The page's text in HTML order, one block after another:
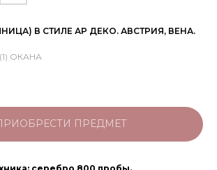
В СТИЛЕ АР ДЕКО. АВСТРИЯ, ВЕНА.
ОКАНА
ПРЕДМЕТ